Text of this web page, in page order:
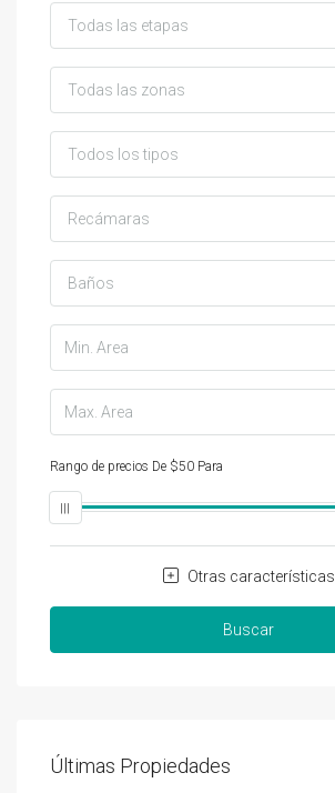
Todas las etapas
Todas las zonas
Todos los tipos
Recámaras
Baños
Rango de precios De $50 Para
Otras características
Buscar
Últimas Propiedades